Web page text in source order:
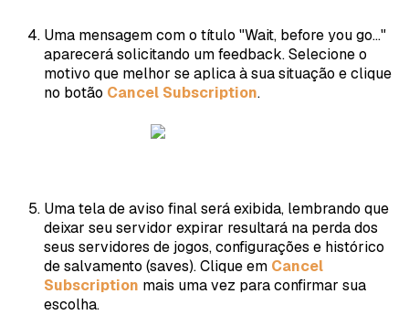
Uma mensagem com o título "Wait, before you go..."
aparecerá solicitando um feedback. Selecione o
motivo que melhor se aplica à sua situação e clique
no botão Cancel Subscription.
Uma tela de aviso final será exibida, lembrando que
deixar seu servidor expirar resultará na perda dos
seus servidores de jogos, configurações e histórico
de salvamento (saves). Clique em Cancel
Subscription mais uma vez para confirmar sua
escolha.